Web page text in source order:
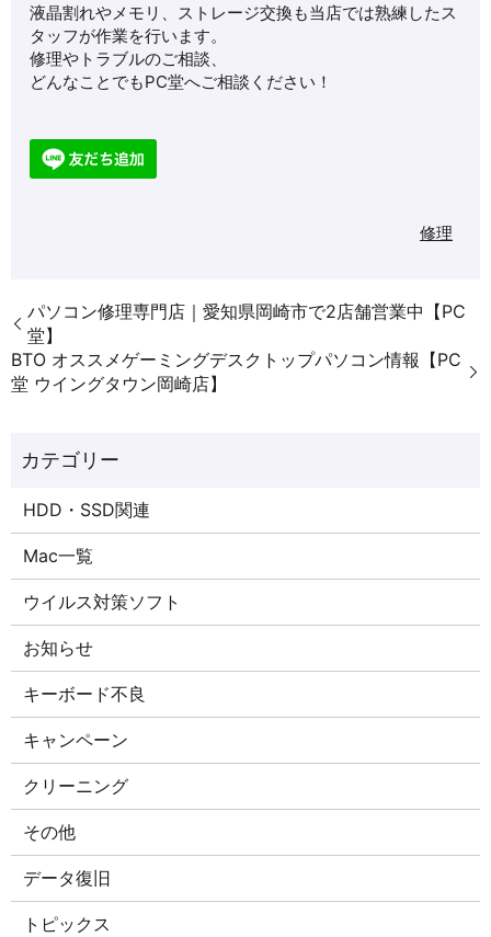
液晶割れやメモリ、ストレージ交換も当店では熟練したス
タッフが作業を行います。
修理やトラブルのご相談、
どんなことでもPC堂へご相談ください！
修理
パソコン修理専門店｜愛知県岡崎市で2店舗営業中【PC
堂】
BTO オススメゲーミングデスクトップパソコン情報【PC
堂 ウイングタウン岡崎店】
HDD・SSD関連
Mac一覧
ウイルス対策ソフト
お知らせ
キーボード不良
キャンペーン
クリーニング
その他
データ復旧
トピックス